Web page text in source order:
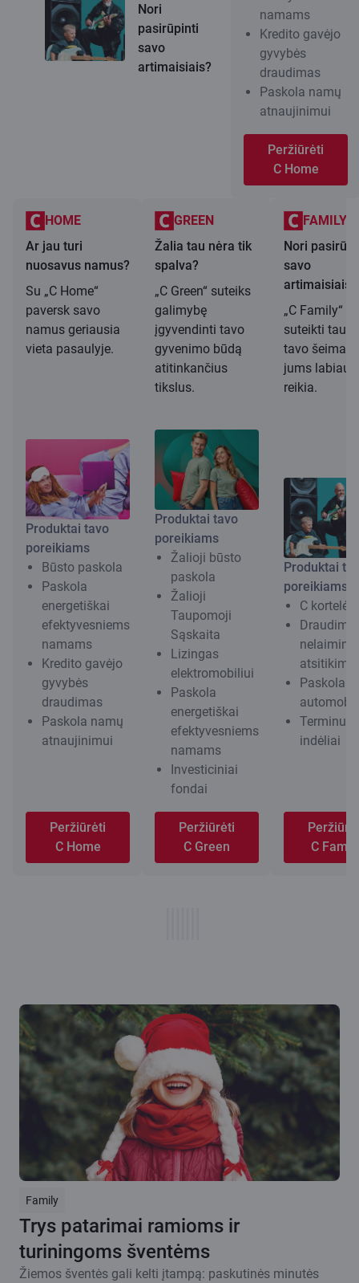
namams
Kredito gavėjo
gyvybės
draudimas
Paskola namų
atnaujinimui
Peržiūrėti
C Home
Nori
pasirūpinti
savo
artimaisiais?
HOME
Ar jau turi
nuosavus namus?
Su „C Home“
paversk savo
namus geriausia
vieta pasaulyje.
Produktai tavo
poreikiams
Būsto paskola
Paskola
energetiškai
efektyvesniems
namams
Kredito gavėjo
gyvybės
draudimas
Paskola namų
atnaujinimui
Peržiūrėti
C Home
GREEN
Žalia tau nėra tik
spalva?
„C Green“ suteiks
galimybę
įgyvendinti tavo
gyvenimo būdą
atitinkančius
tikslus.
Produktai tavo
poreikiams
Žalioji būsto
paskola
Žalioji
Taupomoji
Sąskaita
Lizingas
elektromobiliui
Paskola
energetiškai
efektyvesniems
namams
Investiciniai
fondai
Peržiūrėti
C Green
FAMILY
Nori
savo
artimaisiais?
„C Family“
suteikti tau
tavo šeimai
jums
reikia.
Produktai
poreikiams
C kortelė
atsitikimų
Paskola
indėliai
C
Family
Trys patarimai ramioms ir
turiningoms šventėms
Žiemos šventės gali kelti įtampą: paskutinės minutės